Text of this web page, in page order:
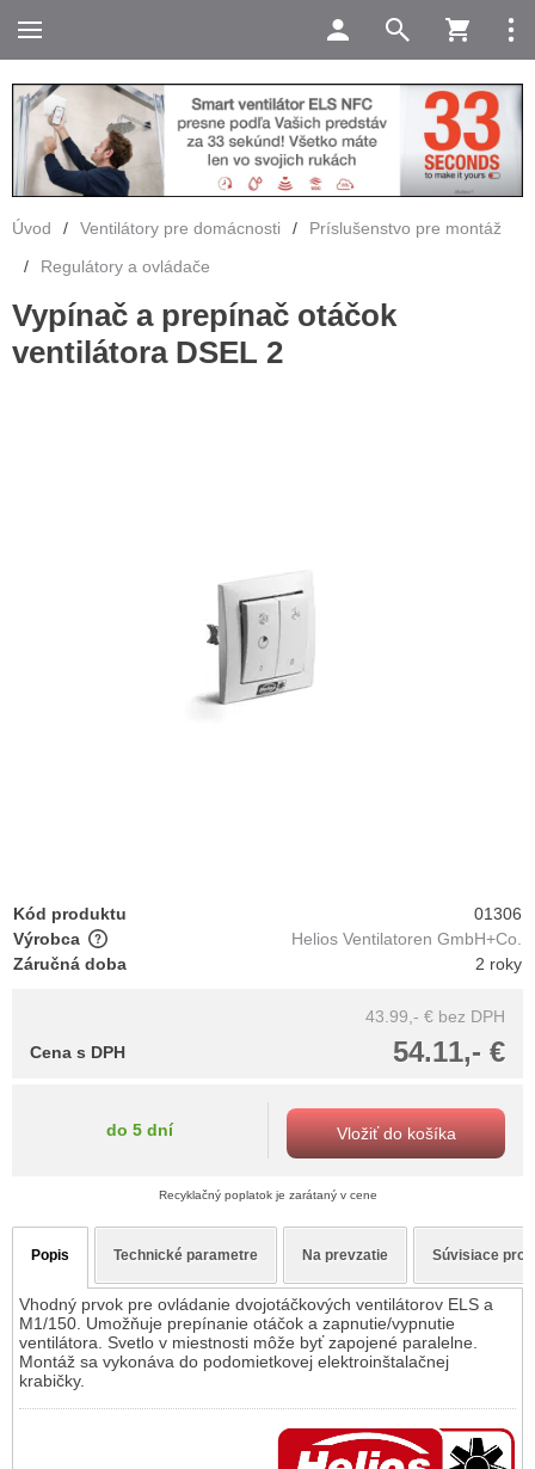
Úvod / Ventilátory pre domácnosti /
Príslušenstvo pre montáž
/
Regulátory a ovládače
Vypínač a prepínač otáčok
ventilátora DSEL 2
Kód produktu
01306
Výrobca
Helios Ventilatoren GmbH+Co.
Záručná doba
2 roky
43.99,- € bez DPH
54.11,- €
Cena s DPH
do 5 dní Vložiť do košíka
Recyklačný poplatok je zarátaný v cene
Popis Technické parametre Na prevzatie Súvisiace
Vhodný prvok pre ovládanie dvojotáčkových ventilátorov ELS a
M1/150. Umožňuje prepínanie otáčok a zapnutie/vypnutie
ventilátora. Svetlo v miestnosti môže byť zapojené paralelne.
Montáž sa vykonáva do podomietkovej elektroinštalačnej
krabičky.